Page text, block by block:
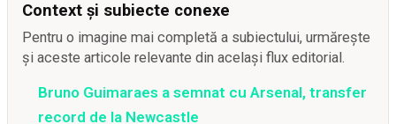
Context și subiecte conexe
Pentru o imagine mai completă a subiectului, urmărește
și aceste articole relevante din același flux editorial.
Bruno Guimaraes a semnat cu Arsenal, transfer
record de la Newcastle